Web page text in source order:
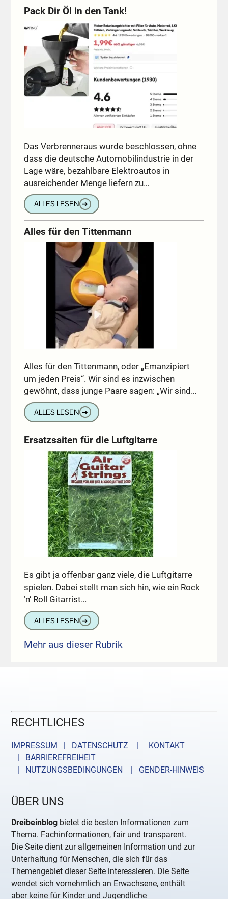
Pack Dir Öl in den Tank!
Das Verbrenneraus wurde beschlossen, ohne
dass die deutsche Automobilindustrie in der
Lage wäre, bezahlbare Elektroautos in
ausreichender Menge liefern zu…
ALLES LESEN ➔
Alles für den Tittenmann
Alles für den Tittenmann, oder „Emanzipiert
um jeden Preis“. Wir sind es inzwischen
gewöhnt, dass junge Paare sagen: „Wir sind…
ALLES LESEN ➔
Ersatzsaiten für die Luftgitarre
Es gibt ja offenbar ganz viele, die Luftgitarre
spielen. Dabei stellt man sich hin, wie ein Rock
’n‘ Roll Gitarrist…
ALLES LESEN ➔
Mehr aus dieser Rubrik
RECHTLICHES
IMPRESSUM | DATENSCHUTZ |
KONTAKT
| BARRIEREFREIHEIT
| NUTZUNGSBEDINGUNGEN
| GENDER-HINWEIS
ÜBER UNS
Dreibeinblog bietet die besten Informationen zum
Thema. Fachinformationen, fair und transparent.
Die Seite dient zur allgemeinen Information und zur
Unterhaltung für Menschen, die sich für das
Themengebiet dieser Seite interessieren. Die Seite
wendet sich vornehmlich an Erwachsene, enthält
aber keine für Kinder und Jugendliche